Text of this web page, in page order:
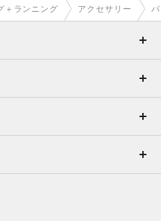
＋ランニング アクセサリー